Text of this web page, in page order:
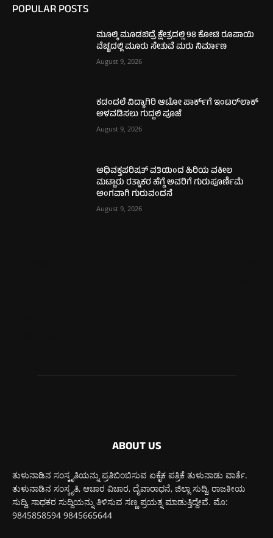
POPULAR POSTS
ಮೂಲ್ಕಿ ಮೂಡಬಿದ್ರೆ ಕ್ಷೇತ್ರದಲ್ಲಿ 98 ಕೋಟಿ ರೂಪಾಯಿ
ವೆಚ್ಚದಲ್ಲಿ ಮೂರು ಸೇತುವೆ ಮರು ನಿರ್ಮಾಣ
August 9, 2026
ಕಡಂದಲೆ ವಿದ್ಯಾಗಿರಿ ಆಟೋ ಪಾರ್ಕ್‌ಗೆ ಇಂಟರ್‌ಲಾಕ್
ಅಳವಡಿಸಲು ಗುದ್ದಲಿ ಪೂಜೆ
August 9, 2026
ಅಧಿವಕ್ತಪರಿಷತ್ ವತಿಯಿಂದ ಹಿರಿಯ ವಕೀಲ
ಮಟ್ಟಾರು ರತ್ನಾಕರ ಹೆಗ್ಡೆ ಅವರಿಗೆ ಗುರುಪೂರ್ಣಿಮೆ
ಅಂಗವಾಗಿ ಗುರುವಂದನೆ
August 9, 2026
ABOUT US
ತುಳುನಾಡಿನ ಸಂಸ್ಕೃತಿಯನ್ನು ಪ್ರತಿಬಿಂಬಿಸುವ ಏಕೈಕ ಪತ್ರಿಕೆ ತುಳುನಾಡು ವಾರ್ತೆ.
ತುಳುನಾಡಿನ ಸಂಸ್ಕೃತಿ, ಆಚಾರ ವಿಚಾರ, ದೈವಾರಾಧನೆ, ಜಿಲ್ಲಾ ಸುದ್ದಿ, ರಾಜಕೀಯ
ಸುದ್ದಿ, ಸಾಧಕರ ಸುದ್ದಿಯನ್ನು ತಿಳಿಸುವ ಸಣ್ಣ ಪ್ರಯತ್ನ ಮಾಡುತ್ತಿದ್ದೇವೆ. ಮೊ:
9845858594 9845665644